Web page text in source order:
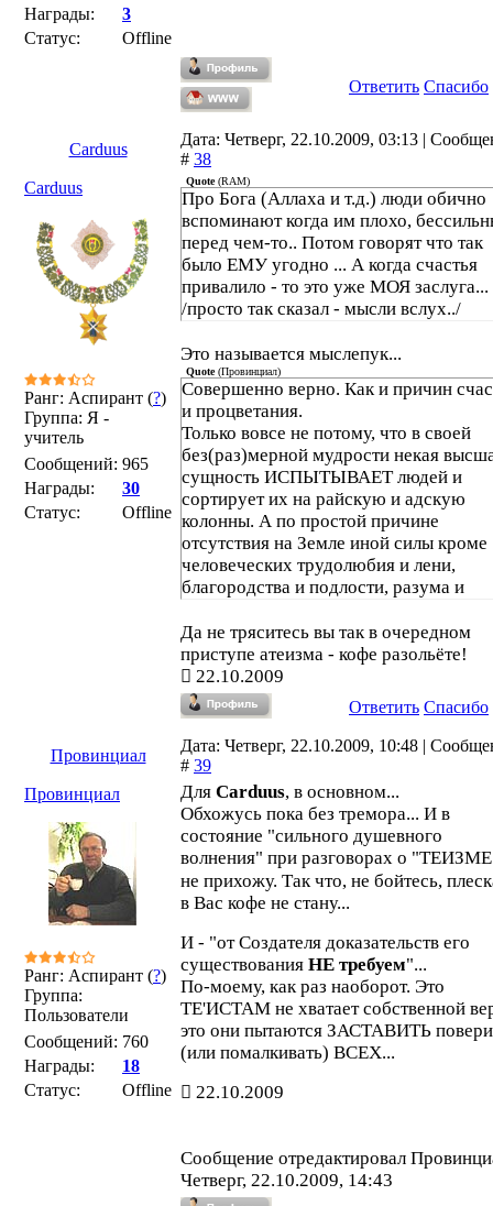
Награды:
3
Статус:
Offline
Ответить Спасибо
Carduus
Дата: Четверг, 22.10.2009, 03:13 |
# 38
Carduus
Ранг: Аспирант (?)
Группа: Я -
учитель
Сообщений: 965
Награды:
30
Статус:
Offline
Quote(RAM)
Про Бога (Аллаха и т.д.) люди обично
вспоминают когда им плохо,
перед чем-то.. Потом говорят что так
было ЕМУ угодно ... А когда счастья
привалило - то это уже МОЯ заслуга...
/просто так сказал - мысли вслух../
Это называется мыслепук...
Quote(Провинциал)
Совершенно верно. Как и причин
и процветания.
Только вовсе не потому, что в своей
без(раз)мерной мудрости некая
сущность ИСПЫТЫВАЕТ людей и
сортирует их на райскую и адскую
колонны. А по простой причине
отсутствия на Земле иной силы кроме
человеческих трудолюбия и лени,
благородства и подлости, разума и
Да не тряситесь вы так в очередном
приступе атеизма - кофе разольёте!
22.10.2009
Ответить Спасибо
Провинциал
Дата: Четверг, 22.10.2009, 10:48 |
# 39
Провинциал
Ранг: Аспирант (?)
Группа:
Пользователи
Сообщений: 760
Награды:
18
Статус:
Offline
Для Carduus, в основном...
Обхожусь пока без тремора... И в
состояние "сильного душевного
волнения" при разговорах о
не прихожу. Так что, не бойтесь,
в Вас кофе не стану...
И - "от Создателя доказательств его
существования НЕ требуем"...
По-моему, как раз наоборот. Это
ТЕ'ИСТАМ не хватает собственной
это они пытаются ЗАСТАВИТЬ
(или помалкивать) ВСЕХ...
22.10.2009
Сообщение отредактировал
Четверг, 22.10.2009, 14:43